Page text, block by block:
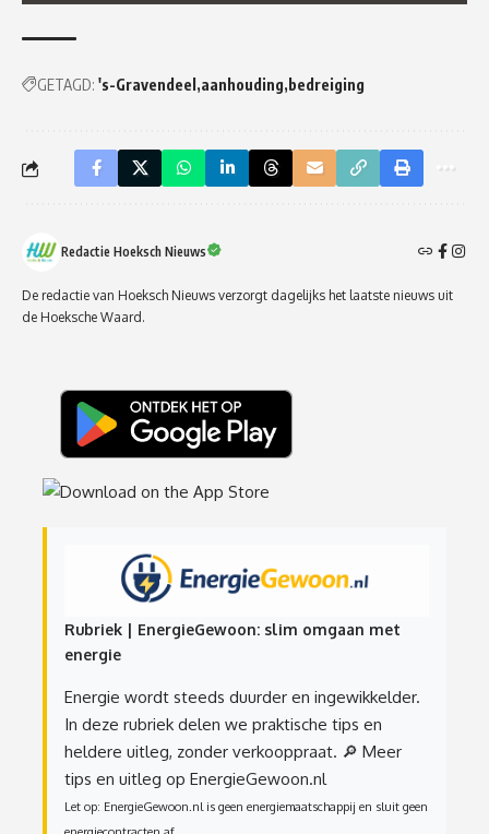
GETAGD: 's-Gravendeel aanhouding bedreiging
Redactie Hoeksch Nieuws
De redactie van Hoeksch Nieuws verzorgt dagelijks het laatste nieuws uit
de Hoeksche Waard.
Rubriek | EnergieGewoon: slim omgaan met
energie
Energie wordt steeds duurder en ingewikkelder.
In deze rubriek delen we praktische tips en
heldere uitleg, zonder verkooppraat. 🔎 Meer
tips en uitleg op EnergieGewoon.nl
Let op: EnergieGewoon.nl is geen energiemaatschappij en sluit geen